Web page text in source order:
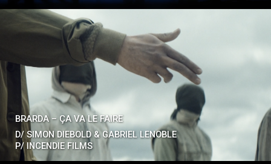
BRARDA – ÇA VA LE FAIRE
D/ SIMON DIEBOLD & GABRIEL LENOBLE
P/ INCENDIE FILMS